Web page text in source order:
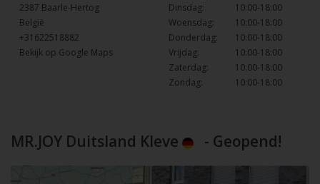
2387 Baarle-Hertog
België
+31622518882
Bekijk op Google Maps
Dinsdag:
10:00-18:00
Woensdag:
10:00-18:00
Donderdag:
10:00-18:00
Vrijdag:
10:00-18:00
Zaterdag:
10:00-18:00
Zondag:
10:00-18:00
MR.JOY Duitsland Kleve - Geopend!